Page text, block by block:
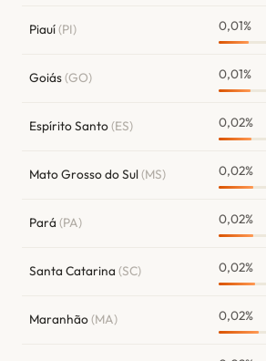
Piauí(PI) 0,01%
Goiás(GO) 0,01%
Espírito Santo(ES) 0,02%
Mato Grosso do Sul(MS) 0,02%
Pará (PA) 0,02%
Santa Catarina (SC) 0,02%
Maranhão(MA) 0,02%